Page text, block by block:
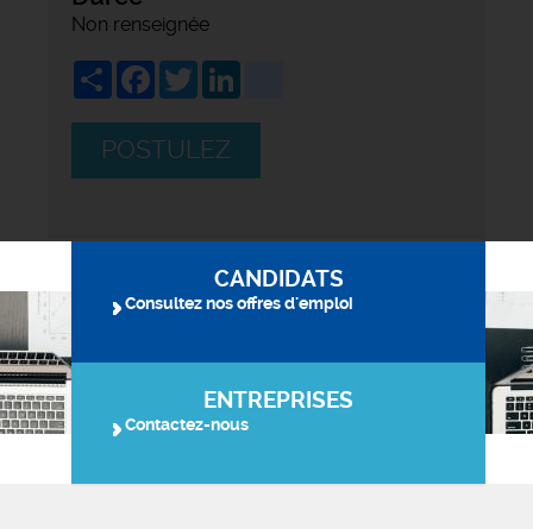
Non renseignée
ShareFacebook
Twitter
POSTULEZ
CANDIDATS
Consultez nos offres d'emploi
ENTREPRISES
Contactez-nous